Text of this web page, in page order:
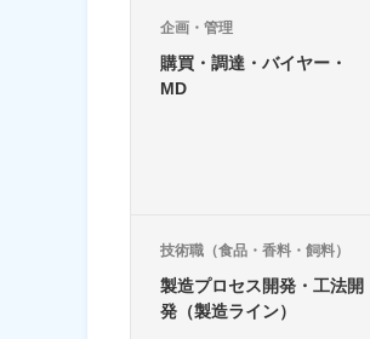
企画・管理
購買・調達・バイヤー・
MD
技術職（食品・香料・飼料）
製造プロセス開発・工法開
発（製造ライン）